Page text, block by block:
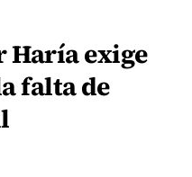
Haría exige
falta de